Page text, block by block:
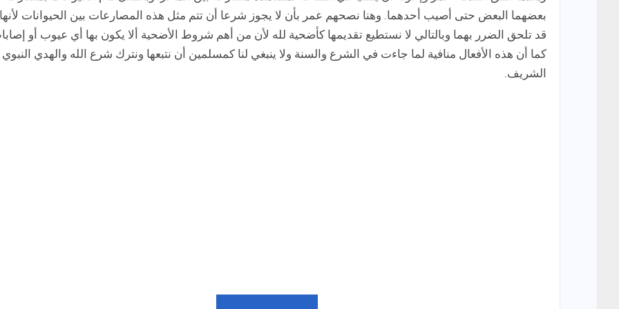
بعضهما البعض حتى أصيب أحدهما. وهنا نصحهم عمر بأن لا يجوز شرعا أن تتم مثل هذه المصارعات بين الحيوانات لأنها
قد تلحق الضرر بهما وبالتالي لا نستطيع تقديمها كأضحية لله لأن من أهم شروط الأضحية ألا يكون بها أي عيوب أو
كما أن هذه الأفعال منافية لما جاءت في الشرع والسنة ولا ينبغي لنا كمسلمين أن نتبعها ونترك شرع الله والهدي النبوي
الشريف.